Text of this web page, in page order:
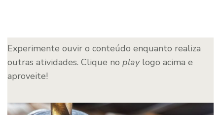
Experimente ouvir o conteúdo enquanto realiza
outras atividades. Clique no playlogo acima e
aproveite!